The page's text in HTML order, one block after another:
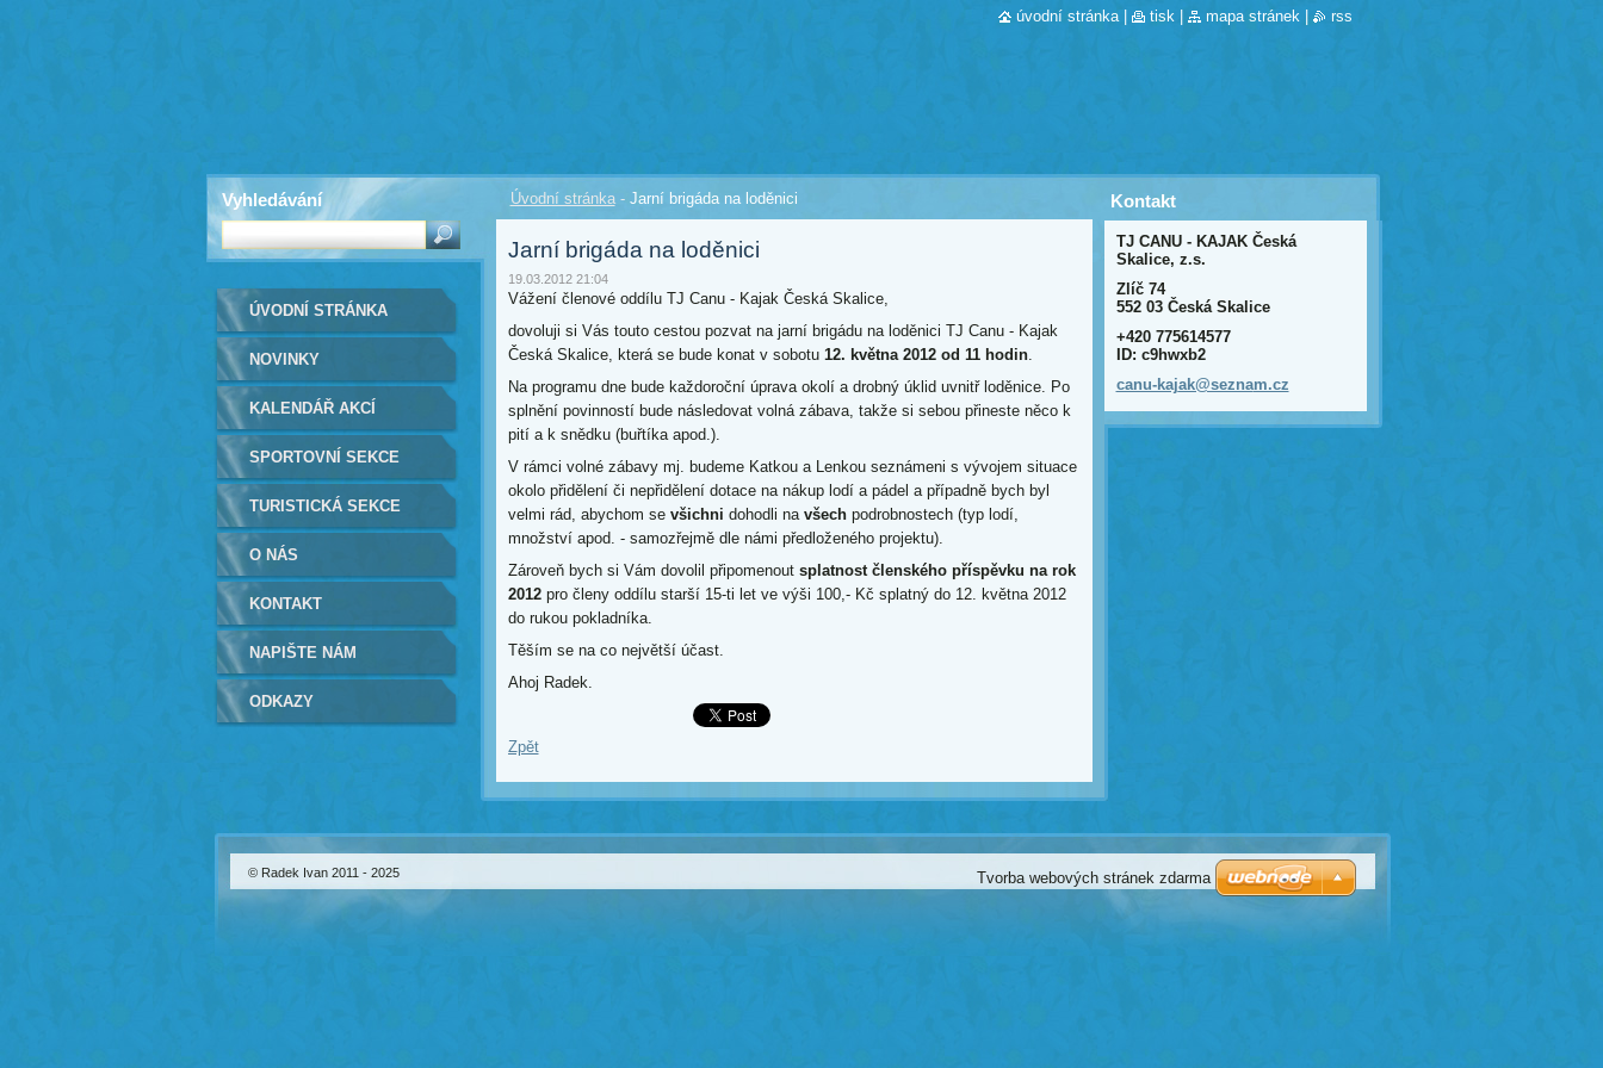
Úvodní stránka - Jarní brigáda na loděnici
Jarní brigáda na loděnici
19.03.2012 21:04
Vážení členové oddílu TJ Canu - Kajak Česká Skalice,
dovoluji si Vás touto cestou pozvat na jarní brigádu na loděnici TJ Canu - Kajak
Česká Skalice, která se bude konat v sobotu 12. května 2012 od 11 hodin.
Na programu dne bude každoroční úprava okolí a drobný úklid uvnitř loděnice. Po
splnění povinností bude následovat volná zábava, takže si sebou přineste něco k
pití a k snědku (buřtíka apod.).
V rámci volné zábavy mj. budeme Katkou a Lenkou seznámeni s vývojem situace
okolo přidělení či nepřidělení dotace na nákup lodí a pádel a případně bych byl
velmi rád, abychom se všichni dohodli na všechpodrobnostech (typ lodí,
množství apod. - samozřejmě dle námi předloženého projektu).
Zároveň bych si Vám dovolil připomenout splatnost členského příspěvku na rok
2012 pro členy oddílu starší 15-ti let ve výši 100,- Kč splatný do 12. května 2012
do rukou pokladníka.
Těším se na co největší účast.
Ahoj Radek.
Zpět
ÚVODNÍ STRÁNKA
NOVINKY
KALENDÁŘ AKCÍ
SPORTOVNÍ SEKCE
TURISTICKÁ SEKCE
O NÁS
KONTAKT
NAPIŠTE NÁM
ODKAZY
Kontakt
TJ CANU - KAJAK Česká
Skalice, z.s.
Zlíč 74
552 03 Česká Skalice
+420 775614577
ID: c9hwxb2
canu-kajak@seznam.cz
Vyhledávání
úvodní stránka tisk mapa stránek rss
© Radek Ivan 2011 - 2025 Tvorba webových stránek zdarma